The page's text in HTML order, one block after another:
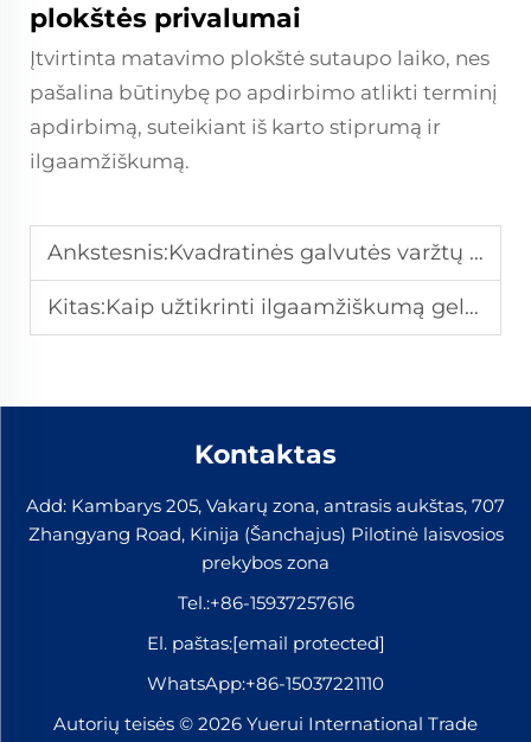
plokštės privalumai
Įtvirtinta matavimo plokštė sutaupo laiko, nes
pašalina būtinybę po apdirbimo atlikti terminį
apdirbimą, suteikiant iš karto stiprumą ir
ilgaamžiškumą.
Ankstesnis:Kvadratinės galvutės varžtų privalumai naudojant konstrukcijose
Kitas:Kaip užtikrinti ilgaamžiškumą geležinkelių izoliaciniuose sujungimuose?
Kontaktas
Add: Kambarys 205, Vakarų zona, antrasis aukštas, 707
Zhangyang Road, Kinija (Šanchajus) Pilotinė laisvosios
prekybos zona
Tel.:+86-15937257616
El. paštas:[email protected]
WhatsApp:+86-15037221110
Autorių teisės © 2026 Yuerui International Trade